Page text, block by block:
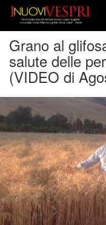
Grano al
salute delle
(VIDEO di